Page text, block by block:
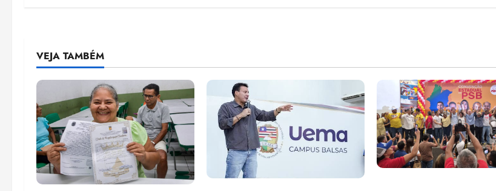
VEJA TAMBÉM